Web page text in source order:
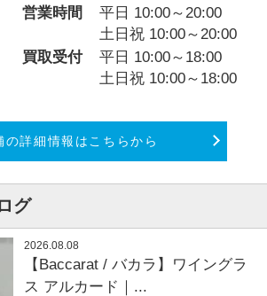
営業時間
平日 10:00～20:00
土日祝 10:00～20:00
買取受付
平日 10:00～18:00
土日祝 10:00～18:00
の詳細情報はこちらから
グ
2026.08.08
【Baccarat / バカラ】ワイングラ
ス アルカード｜...